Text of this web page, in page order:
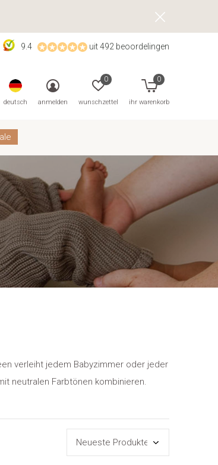
deutsch anmelden wunschzettel
0
ihr warenkorb
0
9.4 uit 492 beoordelingen
verleiht jedem Babyzimmer oder jeder
neutralen Farbtönen kombinieren.